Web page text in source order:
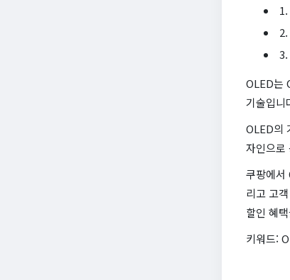
OLED는
기술입니
OLED의
자인으로
쿠팡에서
리고 고
할인 혜
키워드: